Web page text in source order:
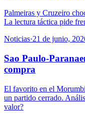
Palmeiras y Cruzeiro
La lectura táctica pide
Noticias·21 de junio,
Sao Paulo-
compra
El favorito en el
un partido cerrado.
valor?